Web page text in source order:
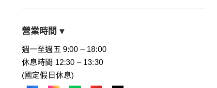
營業時間 ▾
週一至週五 9:00 – 18:00
休息時間 12:30 – 13:30
(國定假日休息)